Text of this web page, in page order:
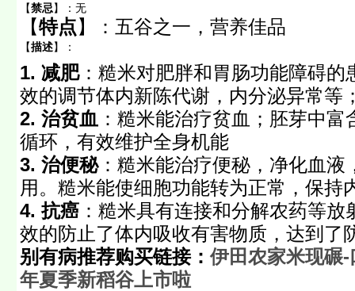
【禁忌】： 无
【特点】： 五谷之一，营养佳品
【描述】：
1. 减肥：糙米对肥胖和胃肠功能障碍的
效的调节体内新陈代谢，内分泌异常等
2. 治贫血 ：糙米能治疗贫血；胚芽中
循环，有效维护全身机能
3. 治便秘：糙米能治疗便秘，净化血液
用。糙米能使细胞功能转为正常，保持
4. 抗癌 ：糙米具有连接和分解农药等
效的防止了体内吸收有害物质，达到了
别有病推荐购买链接： 伊田农家米现碾
年夏季新稻谷上市啦